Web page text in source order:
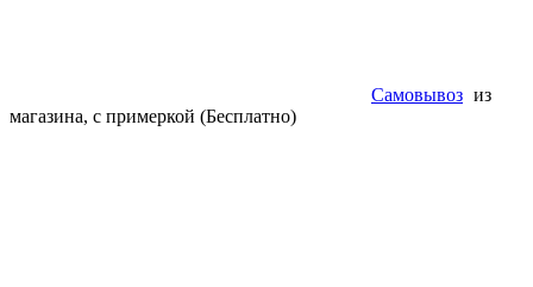
Самовывоз из
магазина, с примеркой (Бесплатно)